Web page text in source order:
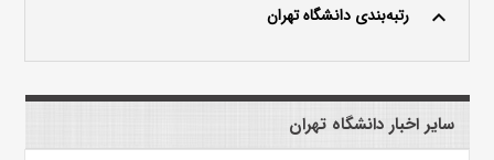
keyboard_arrow_up رتبه‌بندی دانشگاه تهران
سایر اخبار دانشگاه تهران